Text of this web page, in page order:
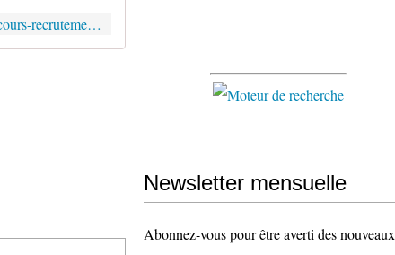
http://www.devenirenseignant.gouv.fr/pid35072/inscrivez-vous-aux-concours-recrutement-education.html
Newsletter mensuelle
Abonnez-vous pour être averti des nouveaux